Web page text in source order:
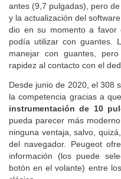
antes (9,7 pulgadas), pero
y la actualización del
dio en su momento a favor
podía utilizar con guantes.
manejar con guantes,
rapidez al contacto con el
Desde junio de 2020, el 308
la competencia gracias a que
instrumentación de 10
pueda parecer más
ninguna ventaja, salvo,
del navegador. Peugeot
información (los puede
botón en el volante) entre